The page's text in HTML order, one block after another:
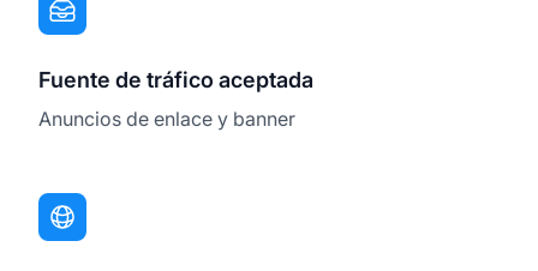
Fuente de tráfico aceptada
Anuncios de enlace y banner